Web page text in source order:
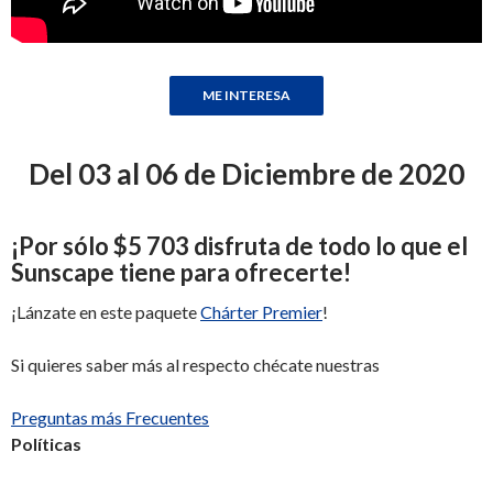
Del 03 al 06 de Diciembre de 2020
¡Por sólo$5 703 disfruta de todo lo que el
Sunscape tiene para ofrecerte!
¡Lánzate en este paqueteChárter Premier!
Si quieres saber más al respecto chécate nuestras
Preguntas más Frecuentes
Políticas